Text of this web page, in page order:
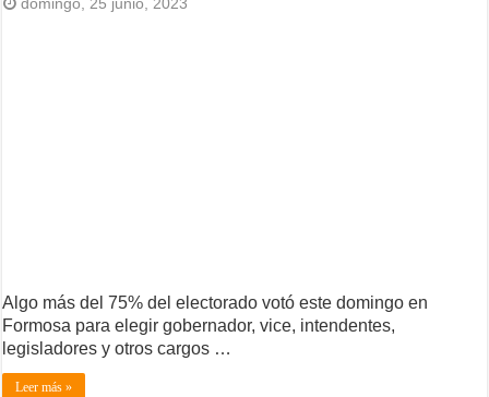
domingo, 25 junio, 2023
Algo más del 75% del electorado votó este domingo en
Formosa para elegir gobernador, vice, intendentes,
legisladores y otros cargos …
Leer más »